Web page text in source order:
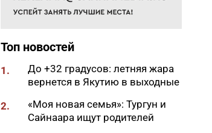
12:00
Семечки и аппендицит: что на
выставку «Петергоф.
Великолепный век»
11:18
В Сунтарском районе
потушили один лесной пожар
Топ новостей
1.
До +32 градусов: летняя жара
вернется в Якутию в выходные
2.
«Моя новая семья»: Тургун и
Сайнаара ищут родителей